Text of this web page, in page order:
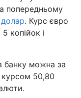
попередньому
долар. Курс євро
копійок і
банку можна за
курсом 50,80